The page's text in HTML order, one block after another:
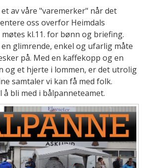
av våre "varemerker" når det
oss overfor Heimdals
kl.11. for bønn og briefing.
glimrende, enkel og ufarlig måte
på. Med en kaffekopp og en
og et hjerte i lommen, er det utrolig
samtaler vi kan få med folk.
å bli med i bålpanneteamet.